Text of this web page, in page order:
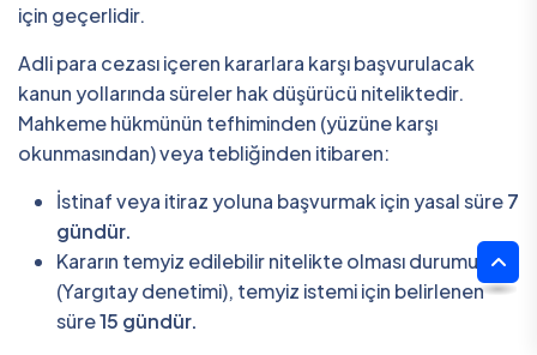
için geçerlidir.
Adli para cezası içeren kararlara karşı başvurulacak
kanun yollarında süreler hak düşürücü niteliktedir.
Mahkeme hükmünün tefhiminden (yüzüne karşı
okunmasından) veya tebliğinden itibaren:
İstinaf veya itiraz yoluna başvurmak için yasal süre7
gündür.
Kararın temyiz edilebilir nitelikte olması durumunda
(Yargıtay denetimi), temyiz istemi için belirlenen
süre15 gündür.